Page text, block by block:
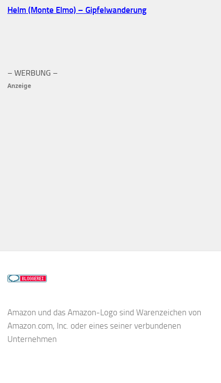
Helm (Monte Elmo) – Gipfelwanderung
– WERBUNG –
Anzeige
Amazon und das Amazon-Logo sind Warenzeichen von
Amazon.com, Inc. oder eines seiner verbundenen
Unternehmen